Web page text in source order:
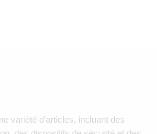
variété d’articles, incluant des